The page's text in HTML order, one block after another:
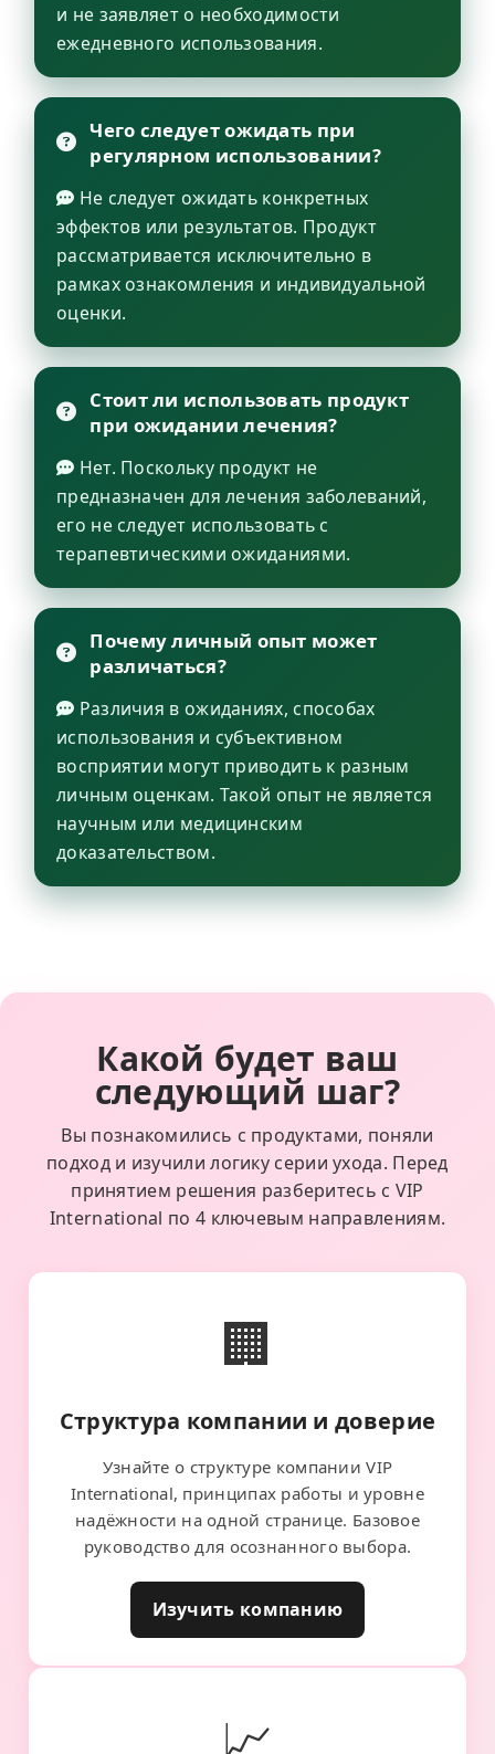
и не заявляет о необходимости
ежедневного использования.
Чего следует ожидать при
регулярном использовании?
Не следует ожидать конкретных
эффектов или результатов. Продукт
рассматривается исключительно в
рамках ознакомления и индивидуальной
оценки.
Стоит ли использовать продукт
при ожидании лечения?
Нет. Поскольку продукт не
предназначен для лечения заболеваний,
его не следует использовать с
терапевтическими ожиданиями.
Почему личный опыт может
различаться?
Различия в ожиданиях, способах
использования и субъективном
восприятии могут приводить к разным
личным оценкам. Такой опыт не является
научным или медицинским
доказательством.
Какой будет ваш
следующий шаг?
Вы познакомились с продуктами, поняли
подход и изучили логику серии ухода. Перед
принятием решения разберитесь с VIP
International по 4 ключевым направлениям.
🏢
Структура компании и доверие
Узнайте о структуре компании VIP
International, принципах работы и уровне
надёжности на одной странице. Базовое
руководство для осознанного выбора.
Изучить компанию